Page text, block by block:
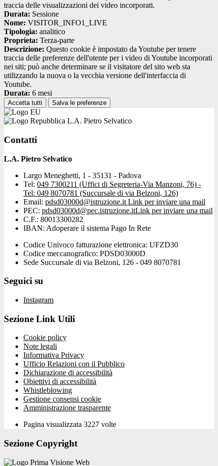
traccia delle visualizzazioni dei video incorporati.
Durata: Sessione
Nome: VISITOR_INFO1_LIVE
Tipologia: analitico
Proprieta: Terza-parte
Descrizione: Questo cookie è impostato da Youtube per tenere
traccia delle preferenze dell'utente per i video di Youtube incorporati
nei siti; può anche determinare se il visitatore del sito web sta
utilizzando la nuova o la vecchia versione dell'interfaccia di
Youtube.
Durata: 6 mesi
Accetta tutti Salva le preferenze
L.A. Pietro Selvatico
Contatti
L.A. Pietro Selvatico
Largo Meneghetti, 1 - 35131 - Padova
Tel: 049 7300211 (Uffici di Segreteria-Via Manzoni, 76) -
Tel: 049 8070781 (Succursale di via Belzoni, 126)
Email: pdsd03000d@istruzione.it Link per inviare una mail
PEC: pdsd03000d@pec.istruzione.itLink per inviare una mail
C.F.: 80013300282
IBAN: Adoperare il sistema Pago In Rete
Codice Univoco fatturazione elettronica: UFZD30
Codice meccanografico: PDSD03000D
Sede Succursale di via Belzoni, 126 - 049 8070781
Seguici su
Instagram
Sezione Link Utili
Cookie policy
Note legali
Informativa Privacy
Ufficio Relazioni con il Pubblico
Dichiarazione di accessibilità
Obiettivi di accessibilità
Whistleblowing
Gestione consensi cookie
Amministrazione trasparente
Pagina visualizzata 3227 volte
Sezione Copyright